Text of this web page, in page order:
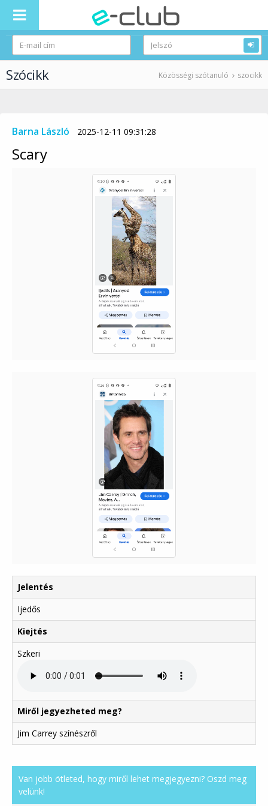
Szócikk Közösségi szótanuló szocikk
Barna László 2025-12-11 09:31:28
Scary
Jelentés
Ijedős
Kiejtés
Szkeri
Miről jegyezheted meg?
Jim Carrey színészről
Van jobb ötleted, hogy miről lehet megjegyezni? Oszd meg
velünk!